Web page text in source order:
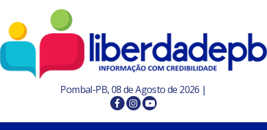
Pombal-PB, 08 de Agosto de 2026 |